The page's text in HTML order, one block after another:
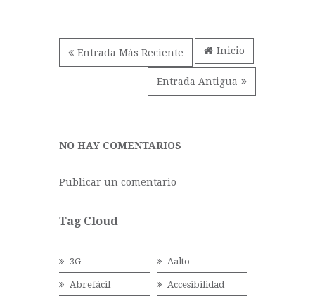
Entrada Más Reciente
Entrada Antigua
Inicio
NO HAY COMENTARIOS
Publicar un comentario
Tag Cloud
3G Aalto
Abrefácil Accesibilidad